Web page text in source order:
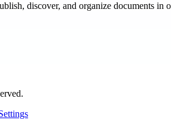
discover, and organize documents in